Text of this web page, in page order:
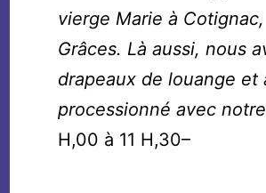
vierge Marie à
Grâces. Là aussi, nous
drapeaux de louange et
processionné avec
H,00 à 11 H,30–